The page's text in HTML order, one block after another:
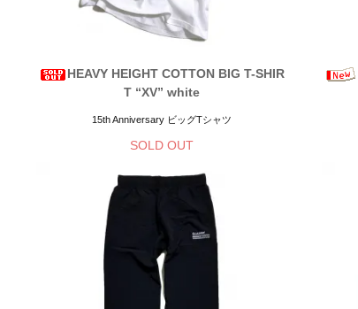
HEAVY HEIGHT COTTON BIG T-SHIR
T “XV” white
15th Anniversary ビッグTシャツ
SOLD OUT